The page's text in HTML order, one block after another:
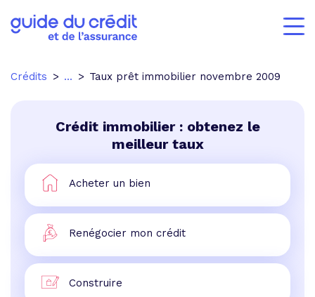
Crédits ... Taux prêt immobilier novembre 2009
Crédit immobilier : obtenez le
meilleur taux
Acheter un bien
Renégocier mon crédit
Construire